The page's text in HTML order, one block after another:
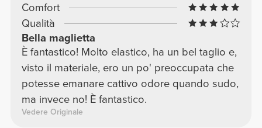
Comfort
Qualità
Bella maglietta
È fantastico! Molto elastico, ha un bel taglio e,
visto il materiale, ero un po' preoccupata che
potesse emanare cattivo odore quando sudo,
ma invece no! È fantastico.
Vedere Originale